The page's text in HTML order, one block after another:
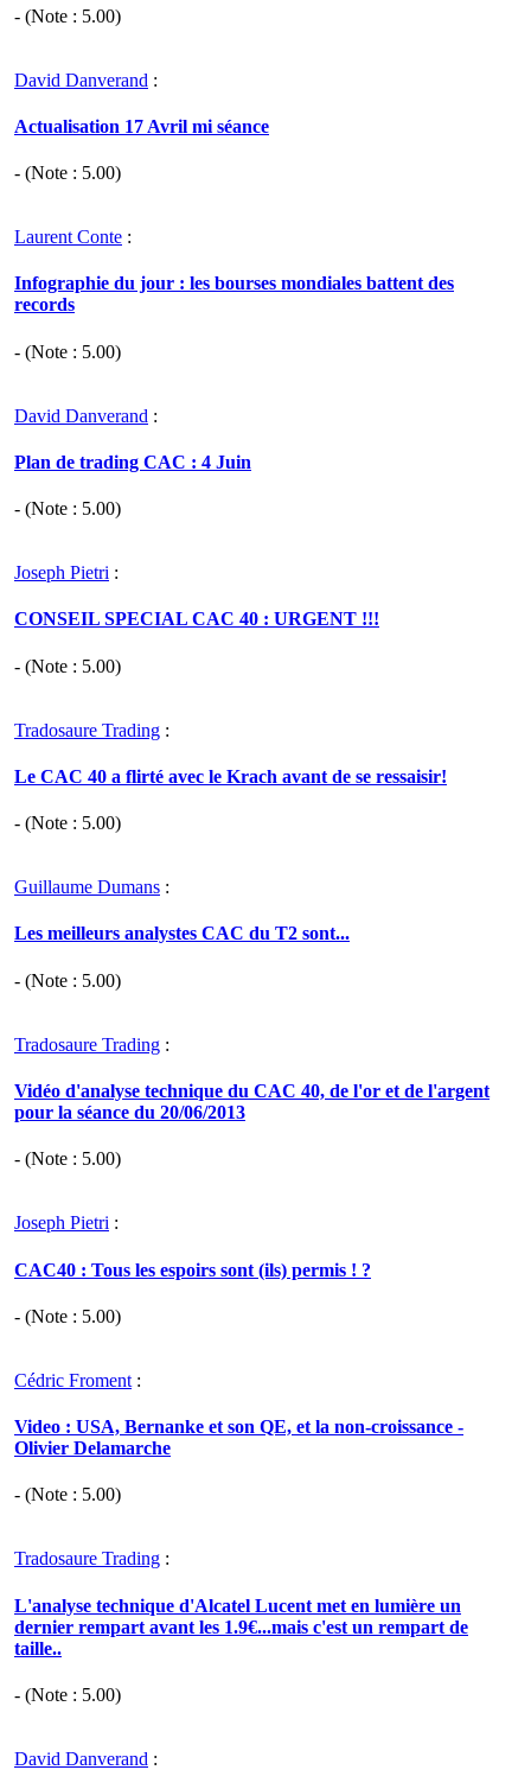
- (Note : 5.00)
David Danverand :
Actualisation 17 Avril mi séance
- (Note : 5.00)
Laurent Conte :
Infographie du jour : les bourses mondiales battent des
records
- (Note : 5.00)
David Danverand :
Plan de trading CAC : 4 Juin
- (Note : 5.00)
Joseph Pietri :
CONSEIL SPECIAL CAC 40 : URGENT !!!
- (Note : 5.00)
Tradosaure Trading :
Le CAC 40 a flirté avec le Krach avant de se ressaisir!
- (Note : 5.00)
Guillaume Dumans :
Les meilleurs analystes CAC du T2 sont...
- (Note : 5.00)
Tradosaure Trading :
Vidéo d'analyse technique du CAC 40, de l'or et de l'argent
pour la séance du 20/06/2013
- (Note : 5.00)
Joseph Pietri :
CAC40 : Tous les espoirs sont (ils) permis ! ?
- (Note : 5.00)
Cédric Froment :
Video : USA, Bernanke et son QE, et la non-croissance -
Olivier Delamarche
- (Note : 5.00)
Tradosaure Trading :
L'analyse technique d'Alcatel Lucent met en lumière un
dernier rempart avant les 1.9€...mais c'est un rempart de
taille..
- (Note : 5.00)
David Danverand :